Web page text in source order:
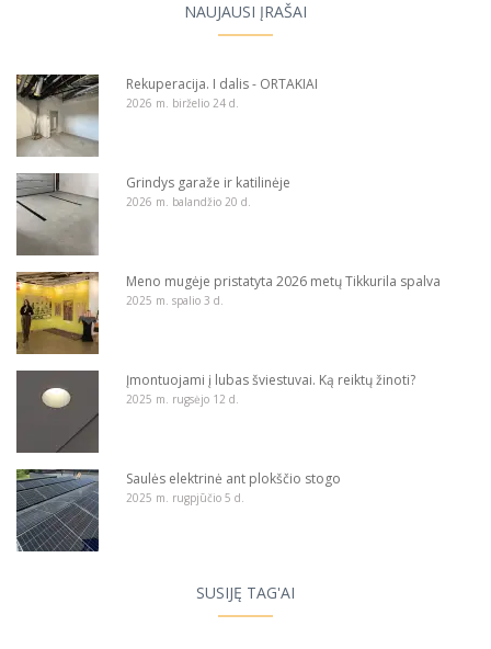
NAUJAUSI ĮRAŠAI
Rekuperacija. I dalis - ORTAKIAI
2026 m. birželio 24 d.
Grindys garaže ir katilinėje
2026 m. balandžio 20 d.
Meno mugėje pristatyta 2026 metų Tikkurila spalva
2025 m. spalio 3 d.
Įmontuojami į lubas šviestuvai. Ką reiktų žinoti?
2025 m. rugsėjo 12 d.
Saulės elektrinė ant plokščio stogo
2025 m. rugpjūčio 5 d.
SUSIJĘ TAG'AI